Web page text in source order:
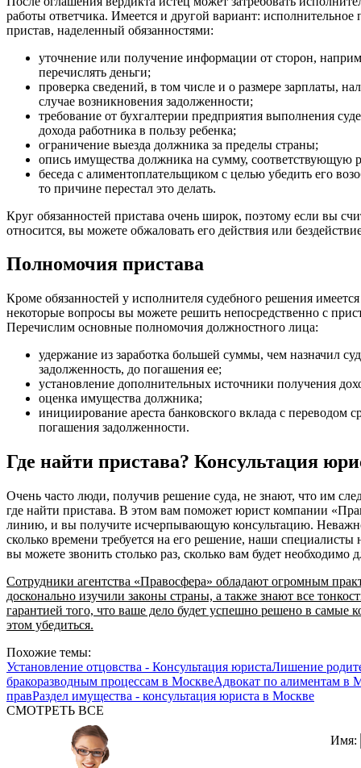
работы ответчика. Имеется и другой вариант: исполнительное
пристав, наделенный обязанностями:
уточнение или получение информации от сторон,
перечислять деньги;
проверка сведений, в том числе и о размере зарплаты,
случае возникновения задолженности;
требование от бухгалтерии предприятия выполнения
дохода работника в пользу ребенка;
ограничение выезда должника за пределы страны;
опись имущества должника на сумму, соответствующую
беседа с алиментоплательщиком с целью убедить его
то причине перестал это делать.
Круг обязанностей пристава очень широк, поэтому если вы
относится, вы можете обжаловать его действия или
Полномочия пристава
Кроме обязанностей у исполнителя судебного решения
некоторые вопросы вы можете решить непосредственно с
Перечислим основные полномочия должностного лица:
удержание из заработка большей суммы, чем назначил
задолженность, до погашения ее;
установление дополнительных источники получения
оценка имущества должника;
инициирование ареста банковского вклада с переводом
погашения задолженности.
Где найти пристава? Консультация
Очень часто люди, получив решение суда, не знают, что им
где найти пристава. В этом вам поможет юрист компании
линию, и вы получите исчерпывающую консультацию.
сколько времени требуется на его решение, наши специалисты
вы можете звонить столько раз, сколько вам будет
Сотрудники агентства «Правосфера» обладают огромным
досконально изучили законы страны, а также знают все
гарантией того, что ваше дело будет успешно решено в самые
этом убедиться.
Похожие темы:
Установление отцовства - Консультация юристаЛишение
бракоразводным процессам в МосквеАдвокат по алиментам в
правРаздел имущества - консультация юриста в Москве
СМОТРЕТЬ ВСЕ
Имя: